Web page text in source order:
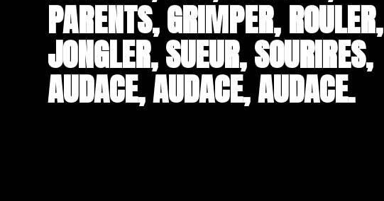
PARENTS, GRIMPER, ROULER,
JONGLER, SUEUR, SOURIRES,
AUDACE, AUDACE, AUDACE.